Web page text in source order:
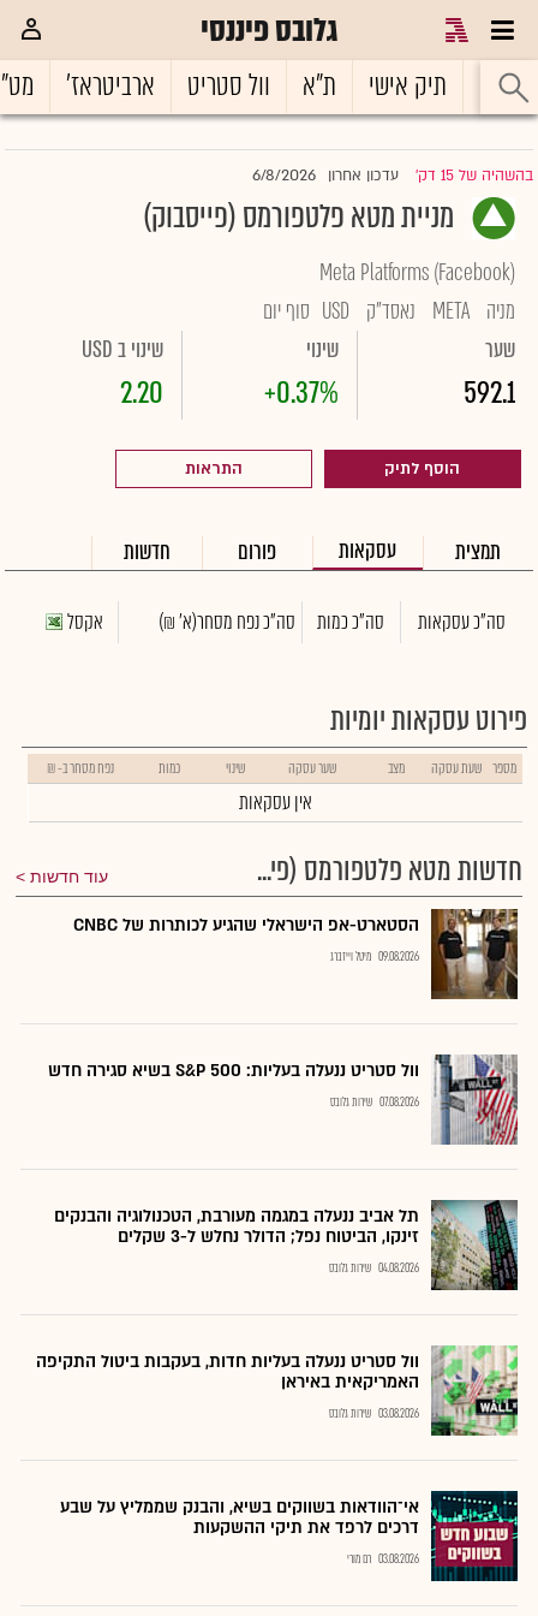
גלובס פיננסי
ראשי תיק אישי ת"א וול סטריט ארביטראז'
בהשהיה של 15 דק' |עדכון אחרון 6/8/2026
מניית מטא פלטפורמס (פייסבוק)
Meta Platforms (Facebook)
מניה META נאסד"ק USD סוף יום
שער
592.1
שינוי
+0.37%
שינוי ב USD
2.20
הוסף לתיק התראות
תמצית עסקאות פורום חדשות
סה"כ עסקאות סה"כ כמות סה"כ נפח מסחר(א' ₪) אקסל
פירוט עסקאות יומיות
מספר שעת עסקה מצב שער עסקה שינוי כמות נפח מסחר ב- ₪
אין עסקאות
חדשות מטא פלטפורמס (פי... עוד חדשות
הסטארט-אפ הישראלי שהגיע לכותרות של CNBC
09.08.2026 מיטל וייזברג
וול סטריט ננעלה בעליות: S&P 500 בשיא סגירה חדש
07.08.2026 שירות גלובס
תל אביב ננעלה במגמה מעורבת, הטכנולוגיה והבנקים
זינקו, הביטוח נפל; הדולר נחלש ל-3 שקלים
04.08.2026 שירות גלובס
וול סטריט ננעלה בעליות חדות, בעקבות ביטול התקיפה
האמריקאית באיראן
03.08.2026 שירות גלובס
אי־הוודאות בשווקים בשיא, והבנק שממליץ על שבע
דרכים לרפד את תיקי ההשקעות
03.08.2026 רם מורי